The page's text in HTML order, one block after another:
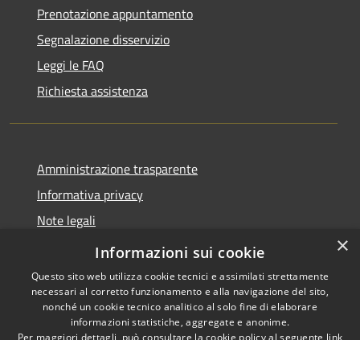
Prenotazione appuntamento
Segnalazione disservizio
Leggi le FAQ
Richiesta assistenza
Amministrazione trasparente
Informativa privacy
Note legali
Dichiarazione di accessibilità
Copyright © 2026 • Comune di
×
Informazioni sui cookie
Questo sito web utilizza cookie tecnici e assimilati strettamente
necessari al corretto funzionamento e alla navigazione del sito,
nonché un cookie tecnico analitico al solo fine di elaborare
informazioni statistiche, aggregate e anonime.
Per maggiori dettagli, può consultare la cookie policy al seguente link